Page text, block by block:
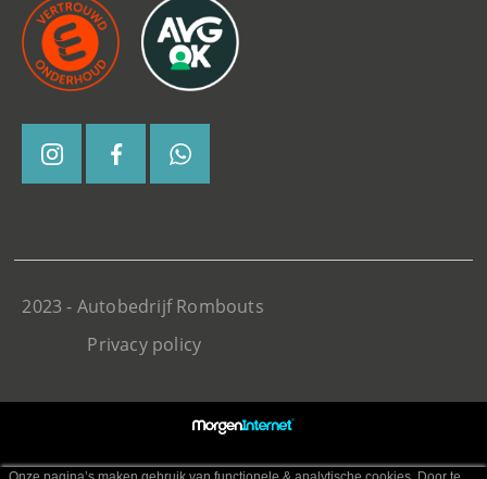
2023 - Autobedrijf Rombouts
Privacy policy